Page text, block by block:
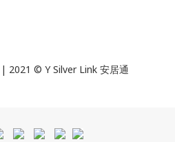
| 2021 © Y Silver Link 安居通